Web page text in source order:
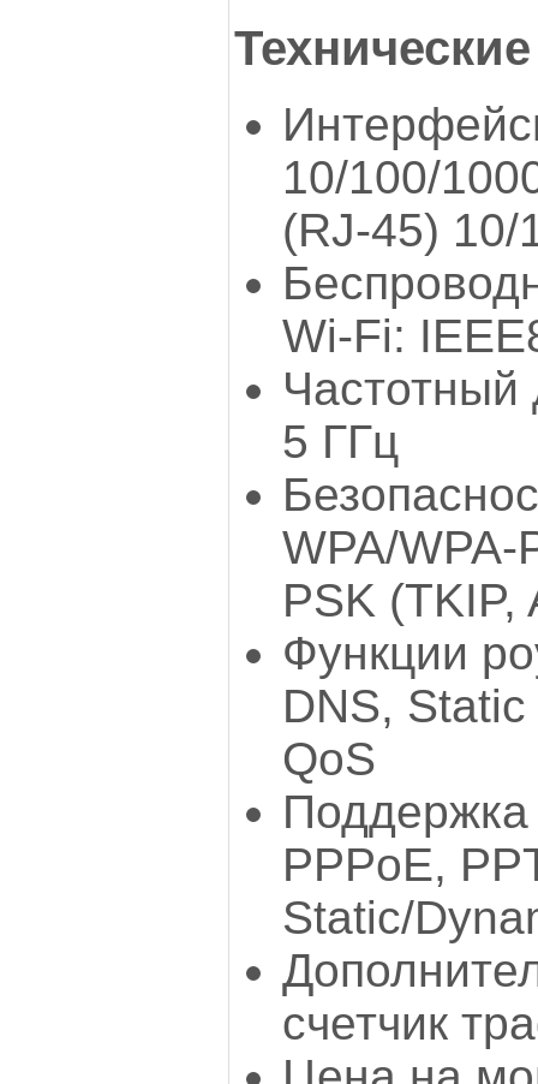
10/100/
(RJ-45) 10/
Wi-Fi:
Частотный
5 ГГц
WPA/WPA-
PSK (TKIP,
Функции
DNS,
QoS
PPPoE,
Static/
счетчик